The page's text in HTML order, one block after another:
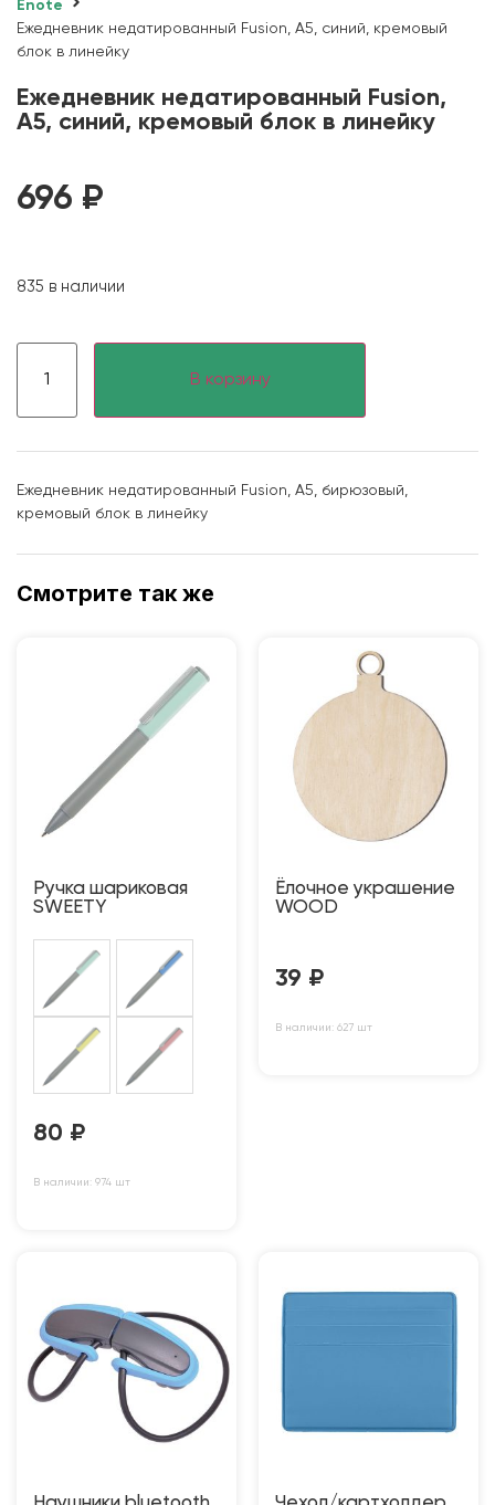
Enote
Ежедневник недатированный Fusion, А5, синий, кремовый
блок в линейку
Ежедневник недатированный Fusion,
А5, синий, кремовый блок в линейку
696 ₽
835 в наличии
В корзину
Ежедневник недатированный Fusion, А5, бирюзовый,
кремовый блок в линейку
Смотрите так же
Ручка шариковая
SWEETY
80 ₽
В наличии: 974 шт
Ёлочное украшение
WOOD
39 ₽
В наличии: 627 шт